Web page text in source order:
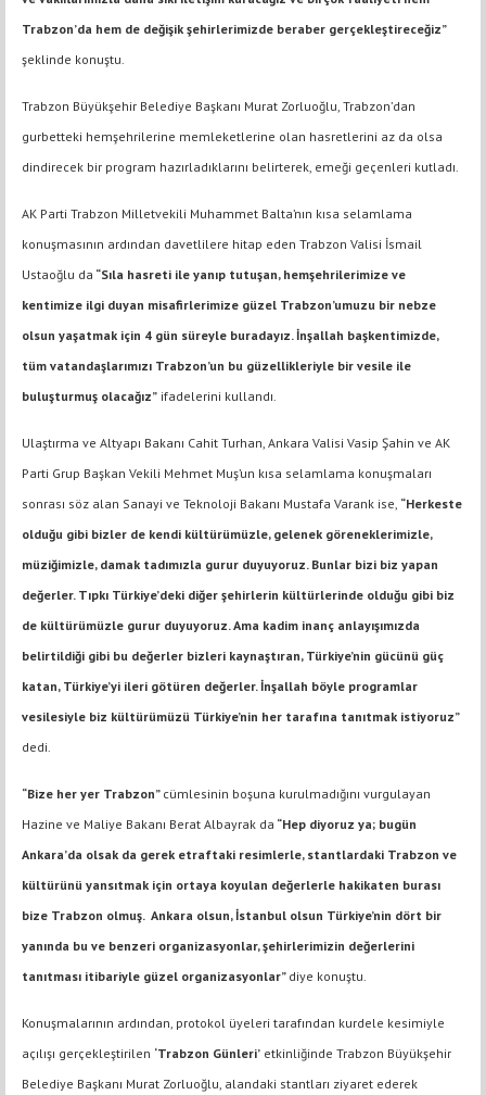
Trabzon’da hem de değişik şehirlerimizde beraber gerçekleştireceğiz”
şeklinde konuştu.
Trabzon Büyükşehir Belediye Başkanı Murat Zorluoğlu, Trabzon’dan
gurbetteki hemşehrilerine memleketlerine olan hasretlerini az da olsa
dindirecek bir program hazırladıklarını belirterek, emeği geçenleri kutladı.
AK Parti Trabzon Milletvekili Muhammet Balta’nın kısa selamlama
konuşmasının ardından davetlilere hitap eden Trabzon Valisi İsmail
Ustaoğlu da “Sıla hasreti ile yanıp tutuşan, hemşehrilerimize ve
kentimize ilgi duyan misafirlerimize güzel Trabzon’umuzu bir nebze
olsun yaşatmak için 4 gün süreyle buradayız. İnşallah başkentimizde,
tüm vatandaşlarımızı Trabzon’un bu güzellikleriyle bir vesile ile
buluşturmuş olacağız” ifadelerini kullandı.
Ulaştırma ve Altyapı Bakanı Cahit Turhan, Ankara Valisi Vasip Şahin ve AK
Parti Grup Başkan Vekili Mehmet Muş’un kısa selamlama konuşmaları
sonrası söz alan Sanayi ve Teknoloji Bakanı Mustafa Varank ise, “Herkeste
olduğu gibi bizler de kendi kültürümüzle, gelenek göreneklerimizle,
müziğimizle, damak tadımızla gurur duyuyoruz. Bunlar bizi biz yapan
değerler. Tıpkı Türkiye’deki diğer şehirlerin kültürlerinde olduğu gibi biz
de kültürümüzle gurur duyuyoruz. Ama kadim inanç anlayışımızda
belirtildiği gibi bu değerler bizleri kaynaştıran, Türkiye’nin gücünü güç
katan, Türkiye’yi ileri götüren değerler. İnşallah böyle programlar
vesilesiyle biz kültürümüzü Türkiye’nin her tarafına tanıtmak istiyoruz”
dedi.
“Bize her yer Trabzon” cümlesinin boşuna kurulmadığını vurgulayan
Hazine ve Maliye Bakanı Berat Albayrak da “Hep diyoruz ya; bugün
Ankara’da olsak da gerek etraftaki resimlerle, stantlardaki Trabzon ve
kültürünü yansıtmak için ortaya koyulan değerlerle hakikaten burası
bize Trabzon olmuş. Ankara olsun, İstanbul olsun Türkiye’nin dört bir
yanında bu ve benzeri organizasyonlar, şehirlerimizin değerlerini
tanıtması itibariyle güzel organizasyonlar” diye konuştu.
Konuşmalarının ardından, protokol üyeleri tarafından kurdele kesimiyle
açılışı gerçekleştirilen ‘Trabzon Günleri’ etkinliğinde Trabzon Büyükşehir
Belediye Başkanı Murat Zorluoğlu, alandaki stantları ziyaret ederek